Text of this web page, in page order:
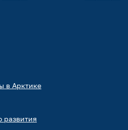
в Арктике
развития